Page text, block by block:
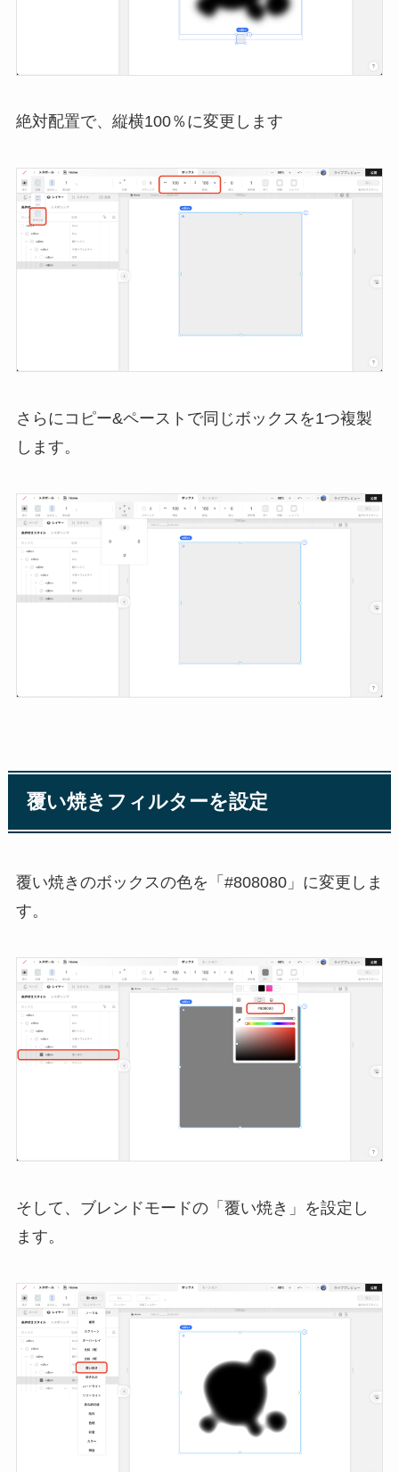
絶対配置で、縦横100％に変更します
さらにコピー&ペーストで同じボックスを1つ複製
します。
覆い焼きフィルターを設定
覆い焼きのボックスの色を「#808080」に変更しま
す。
そして、ブレンドモードの「覆い焼き」を設定し
ます。